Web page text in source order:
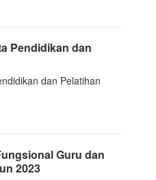
Pendidikan dan
dan Pelatihan
Guru dan
2023